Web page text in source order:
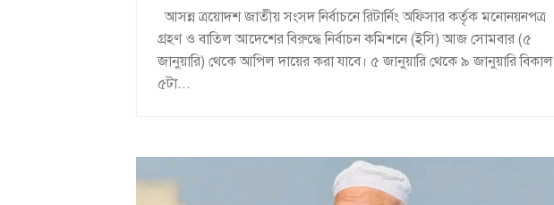
আসন্ন ত্রয়োদশ জাতীয় সংসদ নির্বাচনে রিটার্নিং অফিসার কর্তৃক মনোনয়নপত্র
গ্রহণ ও বাতিল আদেশের বিরুদ্ধে নির্বাচন কমিশনে (ইসি) আজ সোমবার (৫
জানুয়ারি) থেকে আপিল দায়ের করা যাবে। ৫ জানুয়ারি থেকে ৯ জানুয়ারি বিকাল
৫টা...